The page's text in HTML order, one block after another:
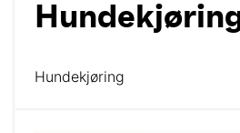
Hundekjøring